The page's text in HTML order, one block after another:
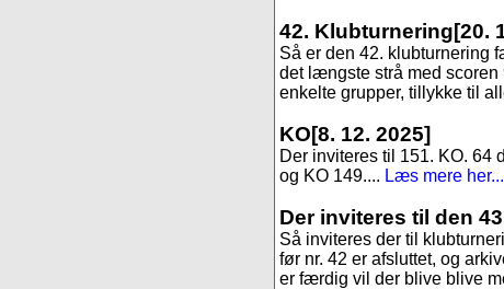
42. Klubturnering[20.
Så er den 42. klubturnering
det længste strå med scoren
enkelte grupper, tillykke til
KO[8. 12. 2025]
Der inviteres til 151. KO. 64
og KO 149.... Læs mere her...
Der inviteres til den
Så inviteres der til
før nr. 42 er afsluttet, og
er færdig vil der blive blive